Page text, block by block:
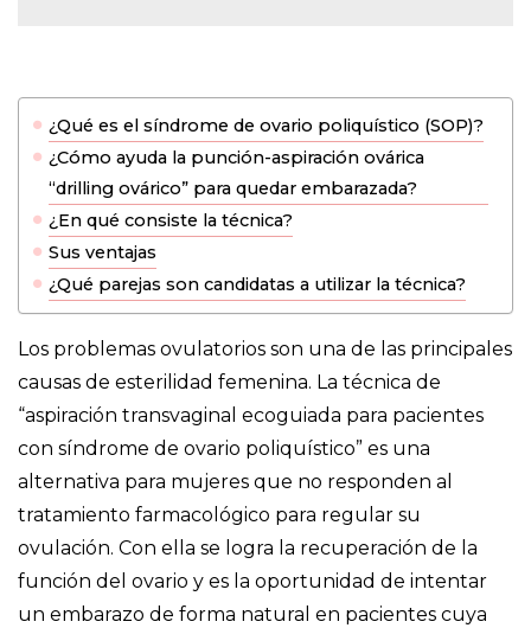
¿Qué es el síndrome de ovario poliquístico (SOP)?
¿Cómo ayuda la punción-aspiración ovárica
“drilling ovárico” para quedar embarazada?
¿En qué consiste la técnica?
Sus ventajas
¿Qué parejas son candidatas a utilizar la técnica?
Los problemas ovulatorios son una de las principales
causas de esterilidad femenina. La técnica de
“aspiración transvaginal ecoguiada para pacientes
con síndrome de ovario poliquístico” es una
alternativa para mujeres que no responden al
tratamiento farmacológico para regular su
ovulación. Con ella se logra la recuperación de la
función del ovario y es la oportunidad de intentar
un embarazo de forma natural en pacientes cuya